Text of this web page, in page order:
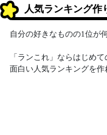
人気ランキング作
自分の好きなものの1位が
「ランこれ」ならはじめて
面白い人気ランキングを作